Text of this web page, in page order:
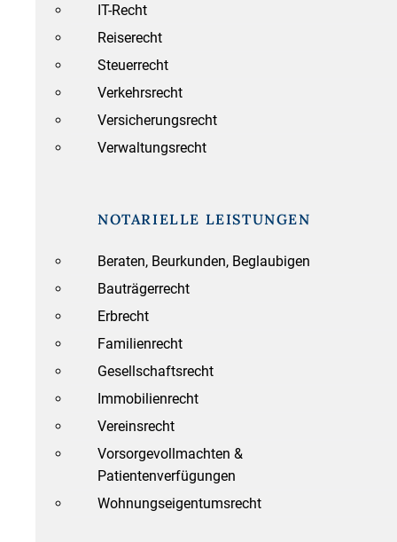
IT-Recht
Reiserecht
Steuerrecht
Verkehrsrecht
Versicherungsrecht
Verwaltungsrecht
NOTARIELLE LEISTUNGEN
Beraten, Beurkunden, Beglaubigen
Bauträgerrecht
Erbrecht
Familienrecht
Gesellschaftsrecht
Immobilienrecht
Vereinsrecht
Vorsorgevollmachten &
Patientenverfügungen
Wohnungseigentumsrecht